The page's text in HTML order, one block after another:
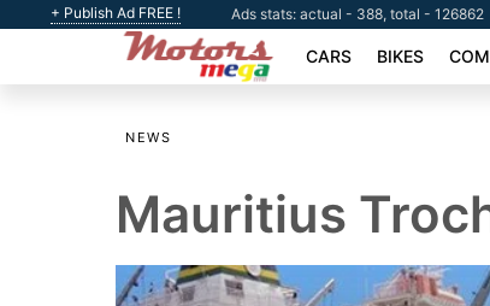
+ Publish Ad FREE ! Ads stats: actual - 388, total - 126862
CARS BIKES
NEWS
Mauritius